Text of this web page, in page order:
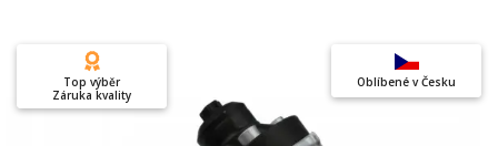
Oblíbené v Česku
Top výběr
Záruka kvality